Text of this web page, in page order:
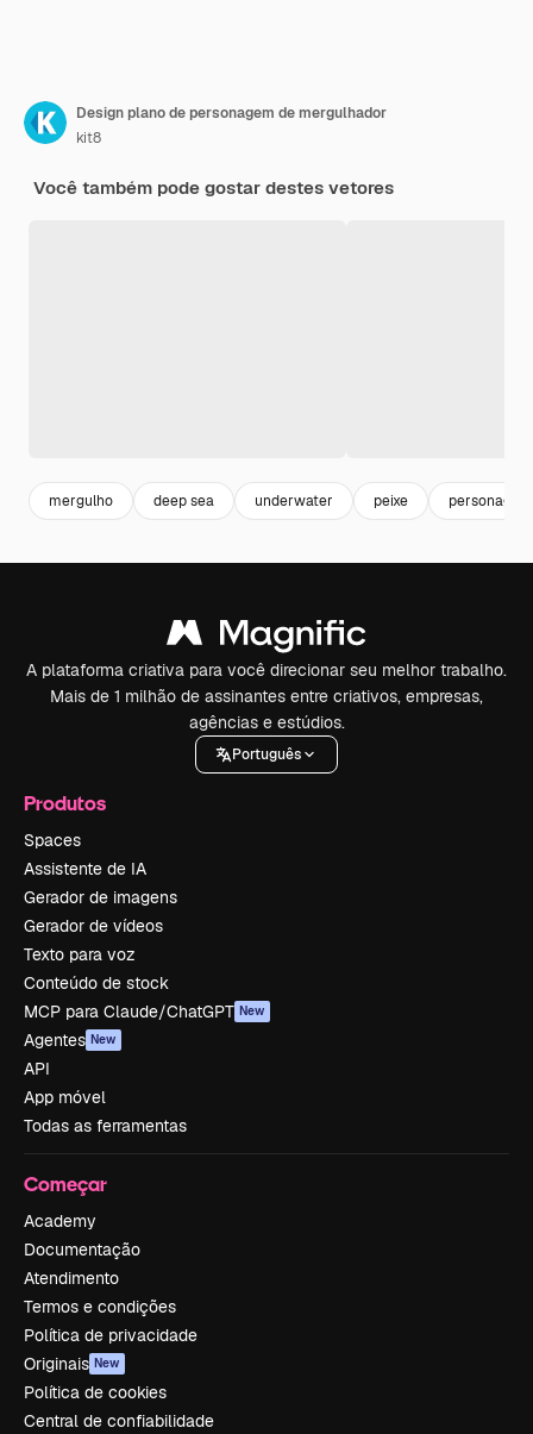
Design plano de personagem de mergulhador
kit8
Você também pode gostar destes vetores
mergulho deep sea underwater peixe personagem
A plataforma criativa para você direcionar seu melhor trabalho.
Mais de 1 milhão de assinantes entre criativos, empresas,
agências e estúdios.
Português
Produtos
Spaces
Assistente de IA
Gerador de imagens
Gerador de vídeos
Texto para voz
Conteúdo de stock
MCP para Claude/ChatGPT New
Agentes New
API
App móvel
Todas as ferramentas
Começar
Academy
Documentação
Atendimento
Termos e condições
Política de privacidade
Originais New
Política de cookies
Central de confiabilidade